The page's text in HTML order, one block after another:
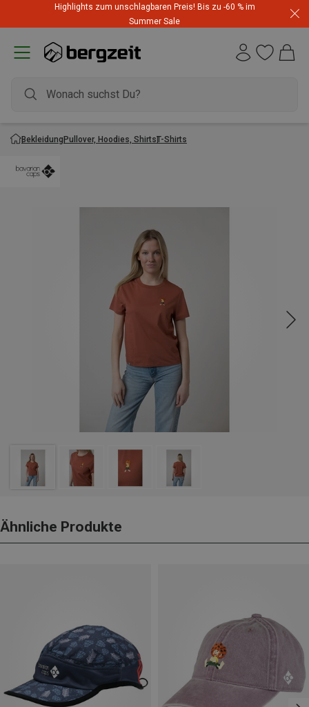
Highlights zum unschlagbaren Preis! Bis zu -60 % im
Summer Sale
BekleidungPullover, Hoodies, ShirtsT-Shirts
Ähnliche Produkte